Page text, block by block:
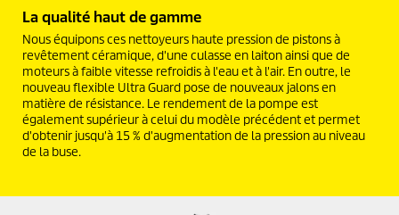
La qualité haut de gamme
Nous équipons ces nettoyeurs haute pression de pistons à
revêtement céramique, d'une culasse en laiton ainsi que de
moteurs à faible vitesse refroidis à l'eau et à l'air. En outre, le
nouveau flexible Ultra Guard pose de nouveaux jalons en
matière de résistance. Le rendement de la pompe est
également supérieur à celui du modèle précédent et permet
d'obtenir jusqu'à 15 % d'augmentation de la pression au niveau
de la buse.